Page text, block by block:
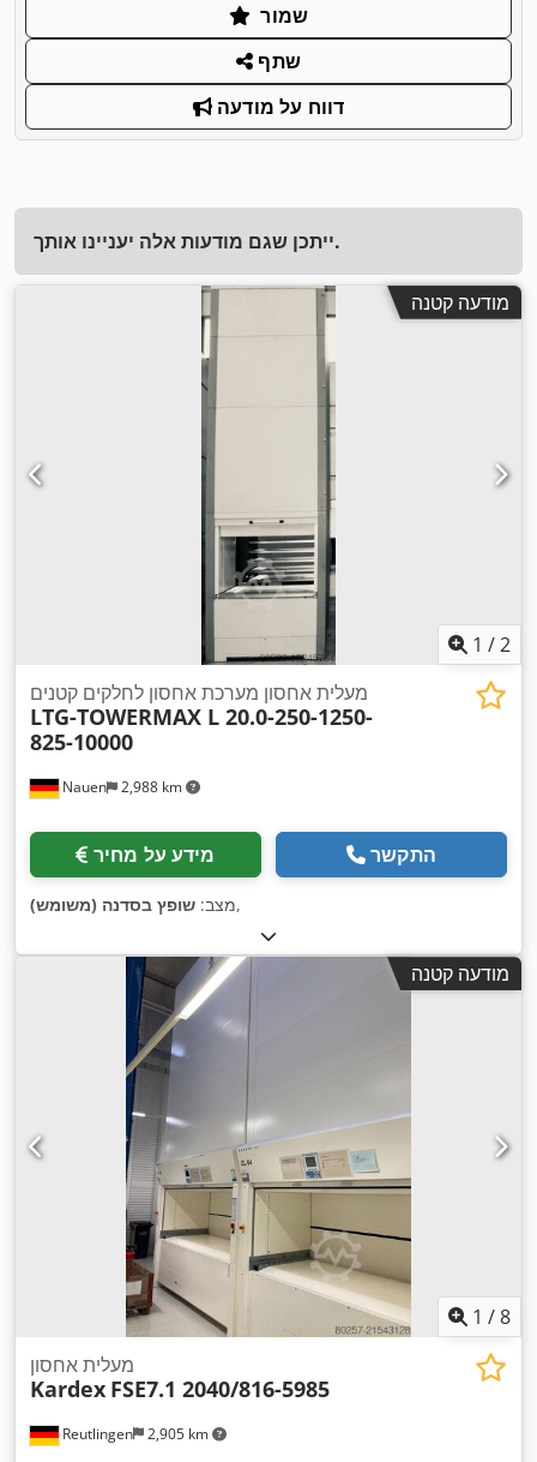
שמור
שתף
דווח על מודעה
ייתכן שגם מודעות אלה יעניינו אותך.
מודעה קטנה
1 /2
Nauen 2,988 km
מעלית אחסון מערכת אחסון לחלקים קטנים
LTG-TOWERMAX L 20.0-250-1250-
825-10000
מידע על מחיר התקשר
מצב: שופץ בסדנה (משומש) ,
מודעה קטנה
1 /8
Reutlingen 2,905 km
מעלית אחסון
Kardex FSE7.1 2040/816-5985